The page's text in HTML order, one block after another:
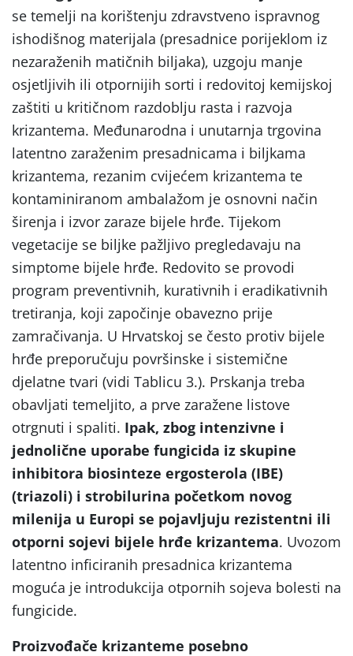
se temelji na korištenju zdravstveno ispravnog
ishodišnog materijala (presadnice porijeklom iz
nezaraženih matičnih biljaka), uzgoju manje
osjetljivih ili otpornijih sorti i redovitoj kemijskoj
zaštiti u kritičnom razdoblju rasta i razvoja
krizantema. Međunarodna i unutarnja trgovina
latentno zaraženim presadnicama i biljkama
krizantema, rezanim cvijećem krizantema te
kontaminiranom ambalažom je osnovni način
širenja i izvor zaraze bijele hrđe. Tijekom
vegetacije se biljke pažljivo pregledavaju na
simptome bijele hrđe. Redovito se provodi
program preventivnih, kurativnih i eradikativnih
tretiranja, koji započinje obavezno prije
zamračivanja. U Hrvatskoj se često protiv bijele
hrđe preporučuju površinske i sistemične
djelatne tvari (vidi Tablicu 3.). Prskanja treba
obavljati temeljito, a prve zaražene listove
otrgnuti i spaliti. Ipak, zbog intenzivne i
jednolične uporabe fungicida iz skupine
inhibitora biosinteze ergosterola (IBE)
(triazoli) i strobilurina početkom novog
milenija u Europi se pojavljuju rezistentni ili
otporni sojevi bijele hrđe krizantema. Uvozom
latentno inficiranih presadnica krizantema
moguća je introdukcija otpornih sojeva bolesti na
fungicide.
Proizvođače krizanteme posebno